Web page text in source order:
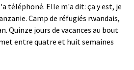
téléphoné. Elle m'a dit: ça y est, je
Camp de réfugiés rwandais,
Quinze jours de vacances au bout
entre quatre et huit semaines